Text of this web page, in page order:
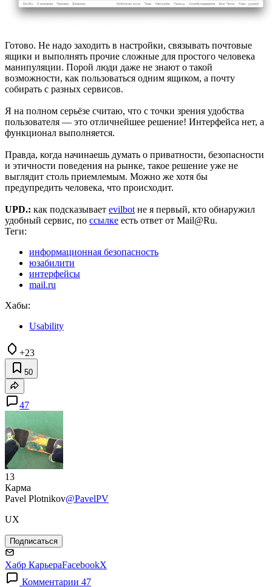
Готово. Не надо заходить в настройки, связывать почтовые
ящики и выполнять прочие сложные для простого человека
манипуляции. Порой люди даже не знают о такой
возможности, как пользоваться одним ящиком, а почту
собирать с разных сервисов.
Я на полном серьёзе считаю, что с точки зрения удобства
пользователя — это отличнейшее решение! Интерфейса нет, а
функционал выполняется.
Правда, когда начинаешь думать о приватности, безопасности
и этичности поведения на рынке, такое решение уже не
выглядит столь приемлемым. Можно же хотя бы
предупредить человека, что происходит.
UPD.: как подсказывает evilbot не я первый, кто обнаружил
удобный сервис, по ссылке есть ответ от Mail@Ru.
Теги:
информационная безопасность
юзабилити
интерфейсы
mail.ru
Хабы:
Usability
+23
50
47
13
Карма
Pavel Plotnikov@PavelPV
UX
Подписаться
Хабр КарьераFacebookX
Комментарии 47